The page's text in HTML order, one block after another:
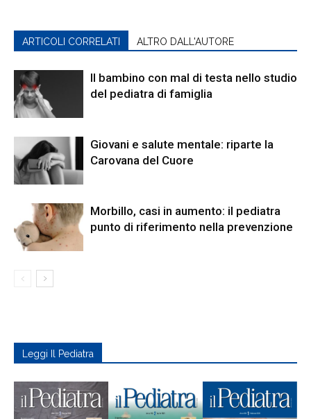
ARTICOLI CORRELATI ALTRO DALL'AUTORE
Il bambino con mal di testa nello studio
del pediatra di famiglia
Giovani e salute mentale: riparte la
Carovana del Cuore
Morbillo, casi in aumento: il pediatra
punto di riferimento nella prevenzione
Leggi Il Pediatra